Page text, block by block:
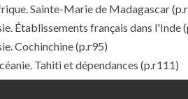
Sainte-Marie de Madagascar
Établissements français dans l'Inde
Cochinchine(p.r95)
Tahiti et dépendances (p.r111)
Nouvelle-Calédonie(p.r130)